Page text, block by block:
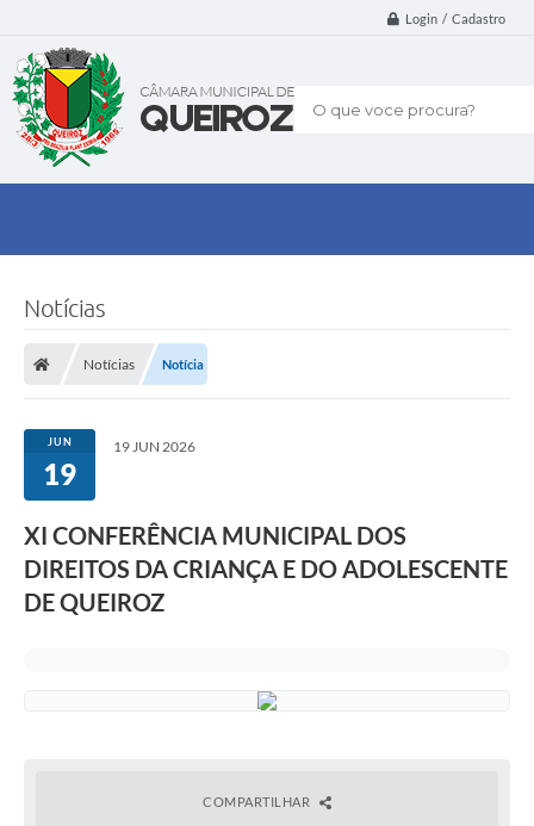
Login / Cadastro
O que voce procura?
Notícias
Notícias Notícia
JUN
19
19 JUN 2026
XI CONFERÊNCIA MUNICIPAL DOS
DIREITOS DA CRIANÇA E DO ADOLESCENTE
DE QUEIROZ
COMPARTILHAR